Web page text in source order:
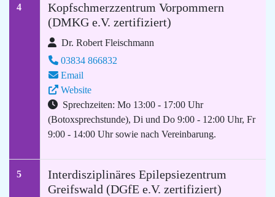
4
Kopfschmerzzentrum Vorpommern
(DMKG e.V. zertifiziert)
Dr. Robert Fleischmann
03834 866832
Email
Website
Sprechzeiten: Mo 13:00 - 17:00 Uhr
(Botoxsprechstunde), Di und Do 9:00 - 12:00 Uhr, Fr
9:00 - 14:00 Uhr sowie nach Vereinbarung.
5
Interdisziplinäres Epilepsiezentrum
Greifswald (DGfE e.V. zertifiziert)